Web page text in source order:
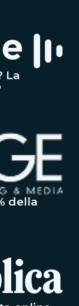
La
della